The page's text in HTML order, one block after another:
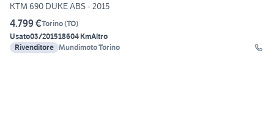
KTM 690 DUKE ABS - 2015
4.799 €Torino(TO)
Usato03/201518604 KmAltro
Rivenditore Mundimoto Torino